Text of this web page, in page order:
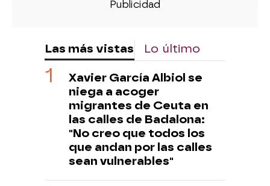
Las más vistas Lo último
Xavier García Albiol se
niega a acoger
migrantes de Ceuta en
las calles de Badalona:
"No creo que todos los
que andan por las calles
sean vulnerables"